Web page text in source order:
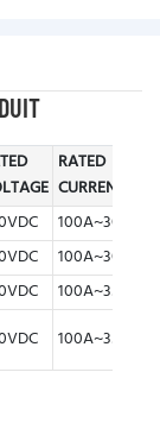
RATED
CURRENT
100A~300A
100A~300A
100A~350A
100A~350A